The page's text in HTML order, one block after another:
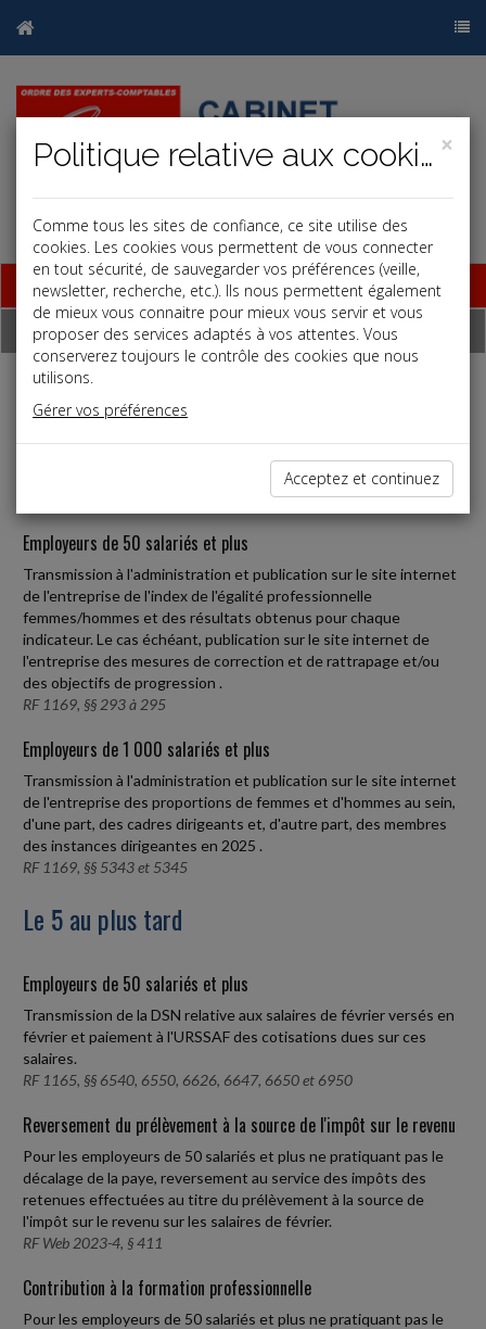
Base documentaire
Échéancier
Échéancier : mars
Employeurs de 50 salariés et plus
Transmission à l'administration et publication sur le site internet
de l'entreprise de l'index de l'égalité professionnelle
femmes/hommes et des résultats obtenus pour chaque
indicateur. Le cas échéant, publication sur le site internet de
l'entreprise des mesures de correction et de rattrapage et/ou
des objectifs de progression .
RF 1169, §§ 293 à 295
Employeurs de 1 000 salariés et plus
Transmission à l'administration et publication sur le site internet
de l'entreprise des proportions de femmes et d'hommes au sein,
d'une part, des cadres dirigeants et, d'autre part, des membres
des instances dirigeantes en 2025 .
RF 1169, §§ 5343 et 5345
Le 5 au plus tard
Employeurs de 50 salariés et plus
Transmission de la DSN relative aux salaires de février versés en
février et paiement à l'URSSAF des cotisations dues sur ces
salaires.
RF 1165, §§ 6540, 6550, 6626, 6647, 6650 et 6950
Reversement du prélèvement à la source de l'impôt sur le revenu
Pour les employeurs de 50 salariés et plus ne pratiquant pas le
décalage de la paye, reversement au service des impôts des
retenues effectuées au titre du prélèvement à la source de
l'impôt sur le revenu sur les salaires de février.
RF Web 2023-4, § 411
Contribution à la formation professionnelle
Pour les employeurs de 50 salariés et plus ne pratiquant pas le
×
Politique relative aux cookies
Comme tous les sites de confiance, ce site utilise des
cookies. Les cookies vous permettent de vous connecter
en tout sécurité, de sauvegarder vos préférences (veille,
newsletter, recherche, etc.). Ils nous permettent également
de mieux vous connaitre pour mieux vous servir et vous
proposer des services adaptés à vos attentes. Vous
conserverez toujours le contrôle des cookies que nous
utilisons.
Gérer vos préférences
Acceptez et continuez